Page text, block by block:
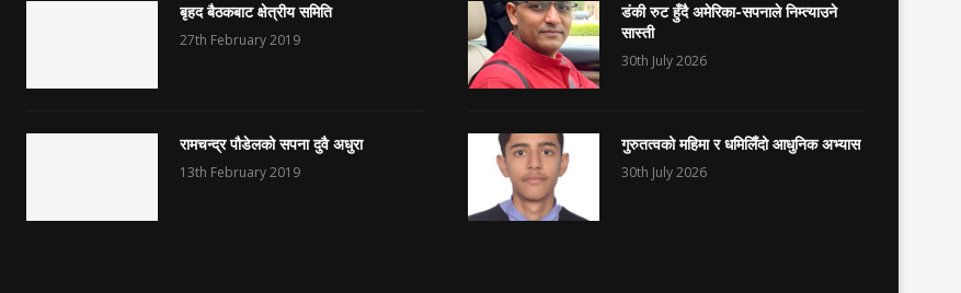
बृहद बैठकबाट क्षेत्रीय समिति
27th February 2019
रामचन्द्र पौडेलको सपना दुवै अधुरा
13th February 2019
डंकी रुट हुँदै अमेरिका-सपनाले निम्त्याउने
सास्ती
30th July 2026
गुरुतत्वको महिमा र धमिलिँदो आधुनिक अभ्यास
30th July 2026